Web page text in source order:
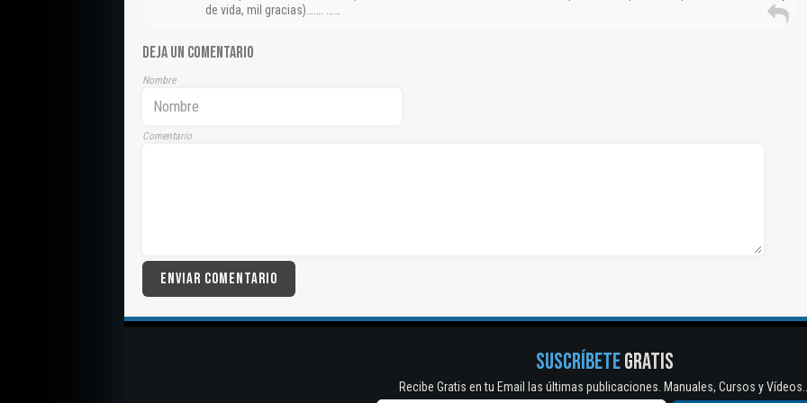
de vida, mil gracias)……. ……
DEJA UN COMENTARIO
Nombre
Comentario
SUSCRÍBETEGRATIS
Recibe Gratis en tu Email las últimas publicaciones. Manuales, Cursos y